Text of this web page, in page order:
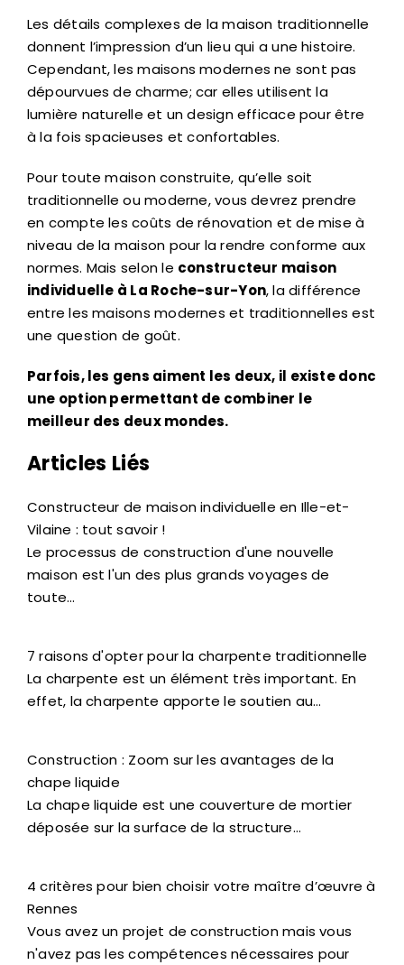
Les détails complexes de la maison traditionnelle
donnent l’impression d’un lieu qui a une histoire.
Cependant, les maisons modernes ne sont pas
dépourvues de charme; car elles utilisent la
lumière naturelle et un design efficace pour être
à la fois spacieuses et confortables.
Pour toute maison construite, qu’elle soit
traditionnelle ou moderne, vous devrez prendre
en compte les coûts de rénovation et de mise à
niveau de la maison pour la rendre conforme aux
normes. Mais selon le constructeur maison
individuelle à La Roche-sur-Yon, la différence
entre les maisons modernes et traditionnelles est
une question de goût.
Parfois, les gens aiment les deux, il existe donc
une option permettant de combiner le
meilleur des deux mondes.
Articles Liés
Constructeur de maison individuelle en Ille-et-
Vilaine : tout savoir !
Le processus de construction d'une nouvelle
maison est l'un des plus grands voyages de
toute…
7 raisons d'opter pour la charpente traditionnelle
La charpente est un élément très important. En
effet, la charpente apporte le soutien au…
Construction : Zoom sur les avantages de la
chape liquide
La chape liquide est une couverture de mortier
déposée sur la surface de la structure…
4 critères pour bien choisir votre maître d’œuvre à
Rennes
Vous avez un projet de construction mais vous
n'avez pas les compétences nécessaires pour